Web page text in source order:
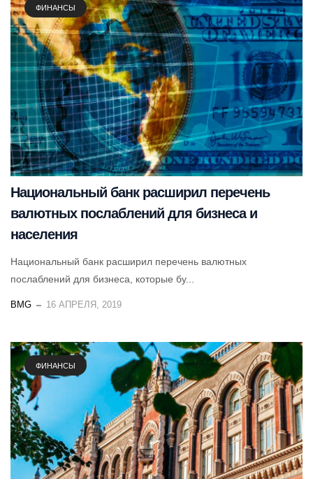
ФИНАНСЫ
Национальный банк расширил перечень
валютных послаблений для бизнеса и
населения
Национальный банк расширил перечень валютных
послаблений для бизнеса, которые бу...
BMG 16 АПРЕЛЯ, 2019
ФИНАНСЫ